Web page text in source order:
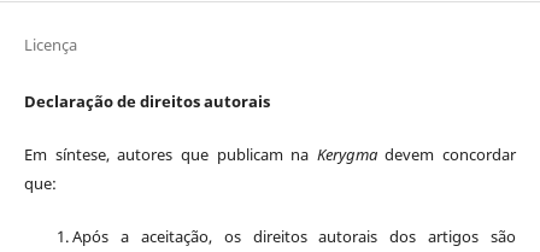
Licença
Declaração de direitos autorais
Em síntese, autores que publicam na Kerygmadevem concordar
que:
Após a aceitação, os direitos autorais dos artigos são